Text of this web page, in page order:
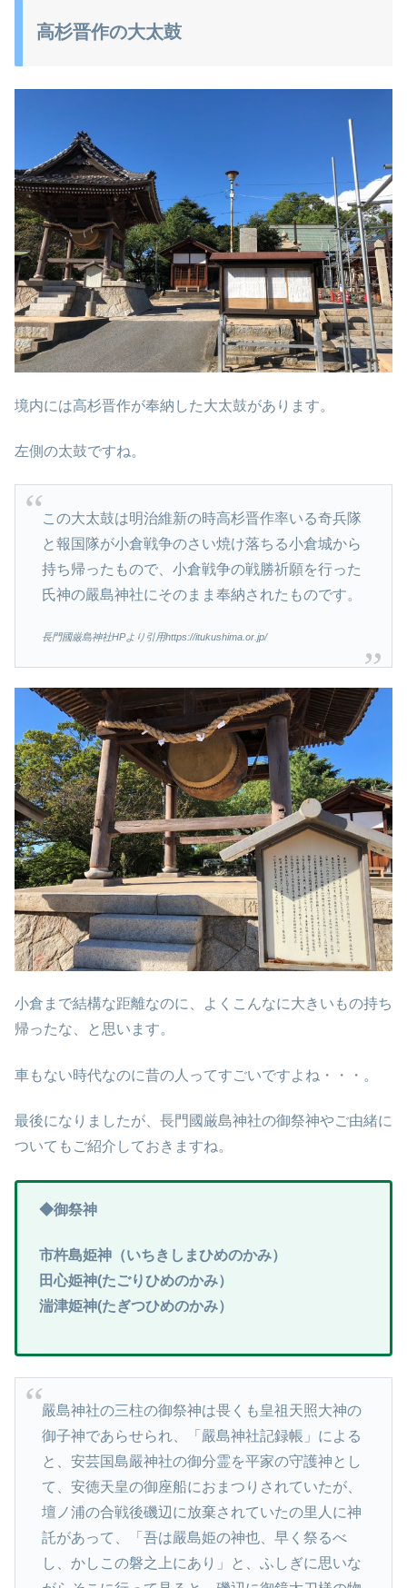
高杉晋作の大太鼓
境内には高杉晋作が奉納した大太鼓があります。
左側の太鼓ですね。
この大太鼓は明治維新の時高杉晋作率いる奇兵隊
と報国隊が小倉戦争のさい焼け落ちる小倉城から
持ち帰ったもので、小倉戦争の戦勝祈願を行った
氏神の嚴島神社にそのまま奉納されたものです。
長門國厳島神社HPより引用https://itukushima.or.jp/
小倉まで結構な距離なのに、よくこんなに大きいもの持ち
帰ったな、と思います。
車もない時代なのに昔の人ってすごいですよね・・・。
最後になりましたが、長門國厳島神社の御祭神やご由緒に
ついてもご紹介しておきますね。
◆御祭神
市杵島姫神（いちきしまひめのかみ）
田心姫神(たごりひめのかみ）
湍津姫神(たぎつひめのかみ）
嚴島神社の三柱の御祭神は畏くも皇祖天照大神の
御子神であらせられ、「嚴島神社記録帳」による
と、安芸国島嚴神社の御分霊を平家の守護神とし
て、安徳天皇の御座船におまつりされていたが、
壇ノ浦の合戦後磯辺に放棄されていたの里人に神
託があって、「吾は嚴島姫の神也、早く祭るべ
し、かしこの磐之上にあり」と、ふしぎに思いな